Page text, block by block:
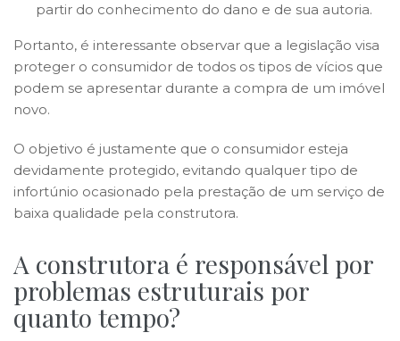
partir do conhecimento do dano e de sua autoria.
Portanto, é interessante observar que a legislação visa
proteger o consumidor de todos os tipos de vícios que
podem se apresentar durante a compra de um imóvel
novo.
O objetivo é justamente que o consumidor esteja
devidamente protegido, evitando qualquer tipo de
infortúnio ocasionado pela prestação de um serviço de
baixa qualidade pela construtora.
A construtora é responsável por
problemas estruturais por
quanto tempo?